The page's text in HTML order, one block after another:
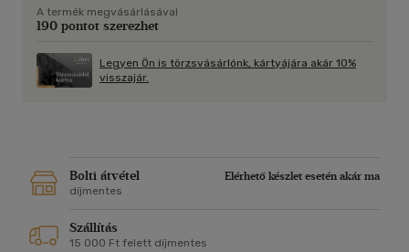
Mesélek... Embereknek, emberi hangon, emberi történeteket.
Magunkat írom, rendezem. Három regény, kilenc darab (három
szerelme: a színház. Négy ország, több mint százhatvan
előadás... Díjak... Nem sok, de jelentős. Lovagkereszt... Erre
4. És egy meglepetés: a Soha című regényemből készült
megjelenik. Legalábbis magyar nyelvterületen.
A termék megvásárlásával
190 pontot szerezhet
Legyen Ön is törzsvásárlónk, kártyájára akár 10%
visszajár.
Bolti átvétel
Elérhető készlet esetén akár ma
díjmentes
Szállítás
15 000 Ft felett díjmentes